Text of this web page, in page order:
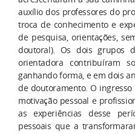
auxílio dos professores do
troca de conhecimento e
de pesquisa, orientações,
doutoral). Os dois grupos
orientadora contribuíram
ganhando forma, e em dois
de doutoramento. O
motivação pessoal e
as experiências desse
pessoais que a